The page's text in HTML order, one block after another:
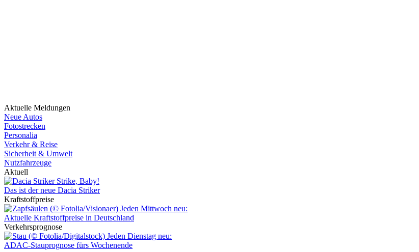
Aktuelle Meldungen
Neue Autos
Fotostrecken
Personalia
Verkehr & Reise
Sicherheit & Umwelt
Nutzfahrzeuge
Aktuell
Strike, Baby!
Das ist der neue Dacia Striker
Kraftstoffpreise
Jeden Mittwoch neu:
Aktuelle Kraftstoffpreise in Deutschland
Verkehrsprognose
Jeden Dienstag neu:
ADAC-Stauprognose fürs Wochenende